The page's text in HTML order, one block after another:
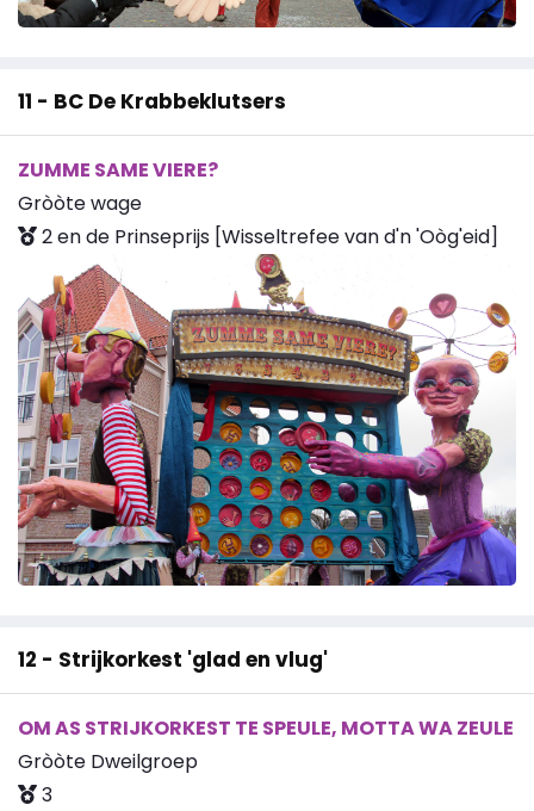
11 - BC De Krabbeklutsers
ZUMME SAME VIERE?
Gròòte wage
2 en de Prinseprijs [Wisseltrefee van d'n 'Oòg'eid]
12 - Strijkorkest 'glad en vlug'
OM AS STRIJKORKEST TE SPEULE, MOTTA WA ZEULE
Gròòte Dweilgroep
3